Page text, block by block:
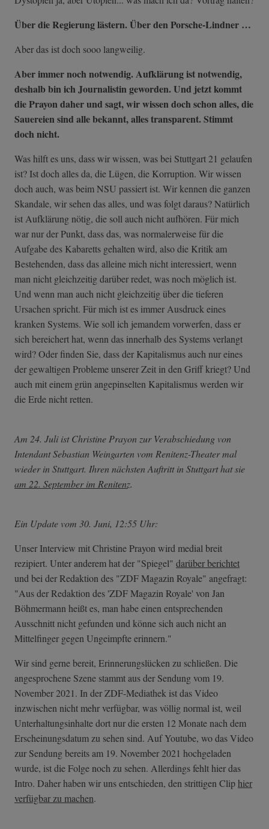
Über die Regierung lästern. Über den Porsche-Lindner …
Aber das ist doch sooo langweilig.
Aber immer noch notwendig. Aufklärung ist notwendig,
deshalb bin ich Journalistin geworden. Und jetzt kommt
die Prayon daher und sagt, wir wissen doch schon alles, die
Sauereien sind alle bekannt, alles transparent. Stimmt
doch nicht.
Was hilft es uns, dass wir wissen, was bei Stuttgart 21 gelaufen
ist? Ist doch alles da, die Lügen, die Korruption. Wir wissen
doch auch, was beim NSU passiert ist. Wir kennen die ganzen
Skandale, wir sehen das alles, und was folgt daraus? Natürlich
ist Aufklärung nötig, die soll auch nicht aufhören. Für mich
war nur der Punkt, dass das, was normalerweise für die
Aufgabe des Kabaretts gehalten wird, also die Kritik am
Bestehenden, dass das alleine mich nicht interessiert, wenn
man nicht gleichzeitig darüber redet, was noch möglich ist.
Und wenn man auch nicht gleichzeitig über die tieferen
Ursachen spricht. Für mich ist es immer Ausdruck eines
kranken Systems. Wie soll ich jemandem vorwerfen, dass er
sich bereichert hat, wenn das innerhalb des Systems verlangt
wird? Oder finden Sie, dass der Kapitalismus auch nur eines
der gewaltigen Probleme unserer Zeit in den Griff kriegt? Und
auch mit einem grün angepinselten Kapitalismus werden wir
die Erde nicht retten.
Am 24. Juli ist Christine Prayon zur Verabschiedung von
Intendant Sebastian Weingarten vom Renitenz-Theater mal
wieder in Stuttgart. Ihren nächsten Auftritt in Stuttgart hat sie
am 22. September im Renitenz.
Ein Update vom 30. Juni, 12:55 Uhr:
Unser Interview mit Christine Prayon wird medial breit
rezipiert. Unter anderem hat der "Spiegel" darüber berichtet
und bei der Redaktion des "ZDF Magazin Royale" angefragt:
"Aus der Redaktion des 'ZDF Magazin Royale' von Jan
Böhmermann heißt es, man habe einen entsprechenden
Ausschnitt nicht gefunden und könne sich auch nicht an
Mittelfinger gegen Ungeimpfte erinnern."
Wir sind gerne bereit, Erinnerungslücken zu schließen. Die
angesprochene Szene stammt aus der Sendung vom 19.
November 2021. In der ZDF-Mediathek ist das Video
inzwischen nicht mehr verfügbar, was völlig normal ist, weil
Unterhaltungsinhalte dort nur die ersten 12 Monate nach dem
Erscheinungsdatum zu sehen sind. Auf Youtube, wo das Video
zur Sendung bereits am 19. November 2021 hochgeladen
wurde, ist die Folge noch zu sehen. Allerdings fehlt hier das
Intro. Daher haben wir uns entschieden, den strittigen Cliphier
verfügbar zu machen.